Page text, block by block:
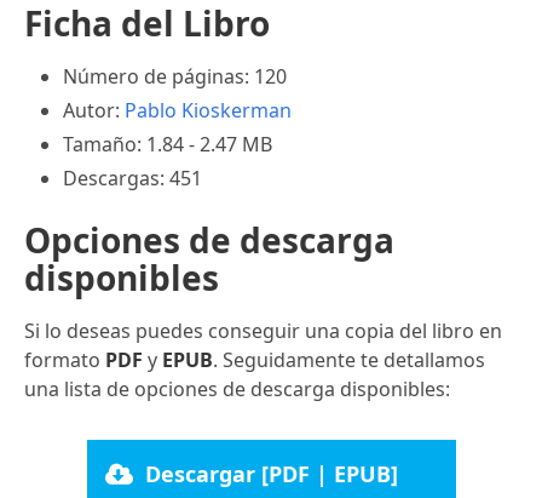
Ficha del Libro
Número de páginas: 120
Autor: Pablo Kioskerman
Tamaño: 1.84 - 2.47 MB
Descargas: 451
Opciones de descarga
disponibles
Si lo deseas puedes conseguir una copia del libro en
formato PDF y EPUB. Seguidamente te detallamos
una lista de opciones de descarga disponibles:
Descargar [PDF | EPUB]